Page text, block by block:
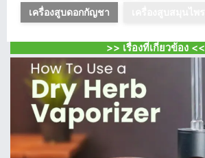
เครื่องสูบดอกกัญชา
>> เรื่องที่เกี่ยวข้อง <<